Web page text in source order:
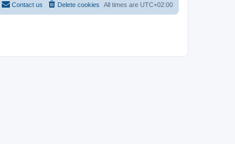
All times are UTC+02:00
Delete cookies
Contact us